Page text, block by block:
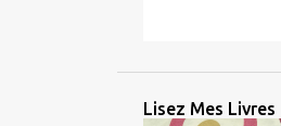
février 2025
janvier 2025
Lisez Mes Livres